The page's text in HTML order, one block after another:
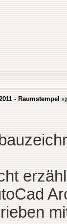
- Raumstempel #2